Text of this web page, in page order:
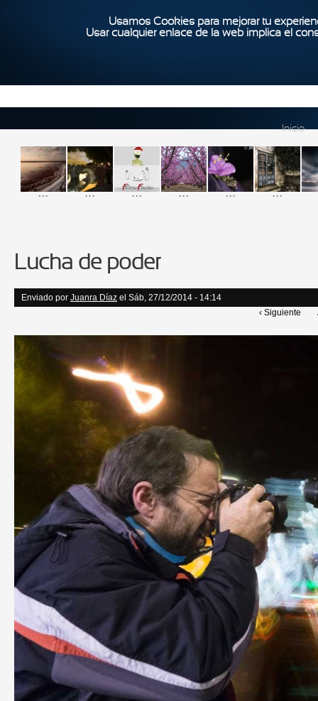
Usamos Cookies para mejorar tu
Usar cualquier enlace de la web implica el
Inicio
... ... ... ... ... ...
Lucha de poder
Enviado por Juanra Díaz el Sáb, 27/12/2014 - 14:14
‹ Siguiente